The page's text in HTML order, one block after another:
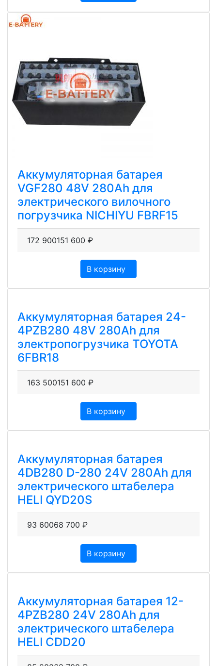
Аккумуляторная батарея
VGF280 48V 280Ah для
электрического вилочного
погрузчика NICHIYU FBRF15
172 900151 600 ₽
В корзину
Аккумуляторная батарея 24-
4PZB280 48V 280Ah для
электропогрузчика TOYOTA
6FBR18
163 500151 600 ₽
В корзину
Аккумуляторная батарея
4DB280 D-280 24V 280Ah для
электрического штабелера
HELI QYD20S
93 60068 700 ₽
В корзину
Аккумуляторная батарея 12-
4PZB280 24V 280Ah для
электрического штабелера
HELI CDD20